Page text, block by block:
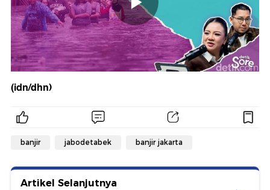
(idn/dhn)
banjir jabodetabek banjir jakarta
Artikel Selanjutnya